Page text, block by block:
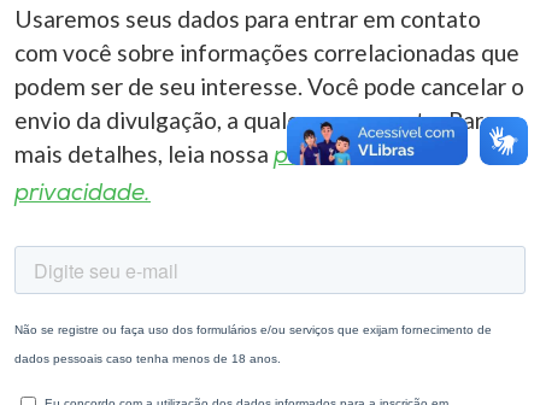
A-
Usaremos seus dados para entrar em contato
com você sobre informações correlacionadas que
podem ser de seu interesse. Você pode cancelar o
envio da divulgação, a qualquer momento. Para
mais detalhes, leia nossa política de
privacidade.